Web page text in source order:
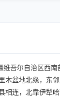
吾尔自治区西南
木盆地北缘，东邻
相连，北靠伊犁哈